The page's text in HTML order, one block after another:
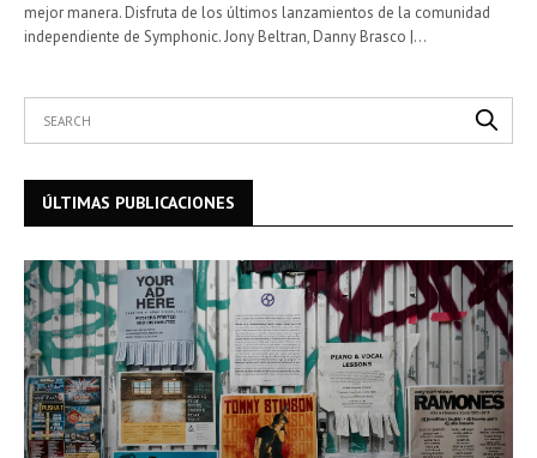
mejor manera. Disfruta de los últimos lanzamientos de la comunidad
independiente de Symphonic. Jony Beltran, Danny Brasco |…
ÚLTIMAS PUBLICACIONES